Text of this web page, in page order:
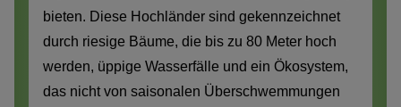
bieten. Diese Hochländer sind gekennzeichnet
durch riesige Bäume, die bis zu 80 Meter hoch
werden, üppige Wasserfälle und ein Ökosystem,
das nicht von saisonalen Überschwemmungen